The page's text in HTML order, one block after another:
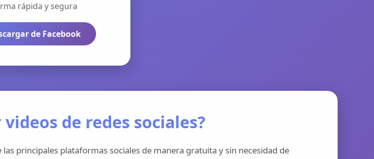
rápida y segura
de Facebook
de redes sociales?
principales plataformas sociales de manera gratuita y sin necesidad de